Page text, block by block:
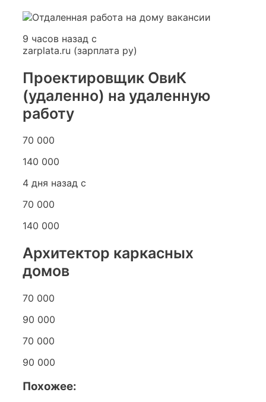
9 часов назад с
zarplata.ru (зарплата ру)
Проектировщик ОвиК
(удаленно) на удаленную
работу
70 000
140 000
4 дня назад с
70 000
140 000
Архитектор каркасных
домов
70 000
90 000
70 000
90 000
Похожее: